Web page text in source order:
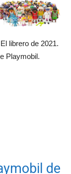
librero de 2021.
Playmobil.
de